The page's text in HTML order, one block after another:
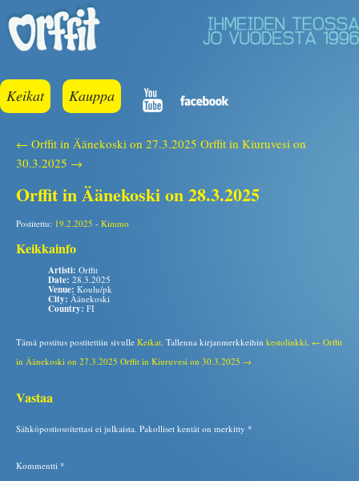
Keikat Kauppa
← Orffit in Äänekoski on 27.3.2025 Orffit in Kiuruvesi on
30.3.2025 →
Orffit in Äänekoski on 28.3.2025
Postitettu: 19.2.2025 - Kimmo
Keikkainfo
Artisti: Orffit
Date: 28.3.2025
Venue: Koulu/pk
City: Äänekoski
Country: FI
Tämä postitus postitettiin sivulle Keikat . Tallenna kirjanmerkkeihin kestolinkki ← Orffit
in Äänekoski on 27.3.2025 Orffit in Kiuruvesi on 30.3.2025 →
Vastaa
Sähköpostiosoitettasi ei julkaista. Pakolliset kentät on merkitty *
Kommentti *